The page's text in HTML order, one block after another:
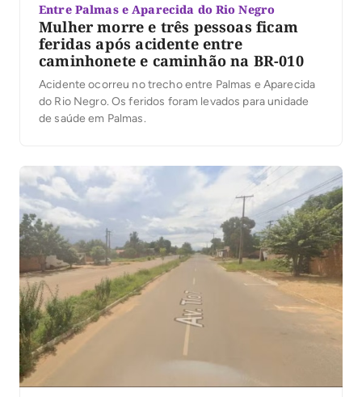
Entre Palmas e Aparecida do Rio Negro
Mulher morre e três pessoas ficam
feridas após acidente entre
caminhonete e caminhão na BR-010
Acidente ocorreu no trecho entre Palmas e Aparecida
do Rio Negro. Os feridos foram levados para unidade
de saúde em Palmas.